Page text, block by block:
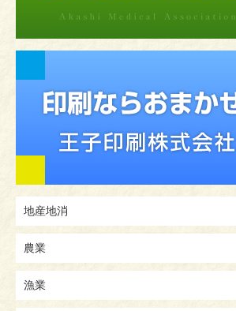
地産地消
農業
漁業